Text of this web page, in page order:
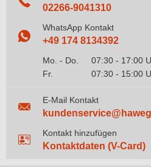
02266-9041310
WhatsApp Kontakt
+49 174 8134392
Mo. - Do.
07:30 - 17:00
Fr.
07:30 - 15:00
E-Mail Kontakt
Kontakt hinzufügen
Kontaktdaten (V-Card)